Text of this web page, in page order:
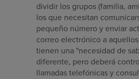
dividir los grupos (familia,
los que necesitan
pequeño número y enviar
correo electrónico a
tienen una "necesidad de
diferente, pero deberá
llamadas telefónicas y